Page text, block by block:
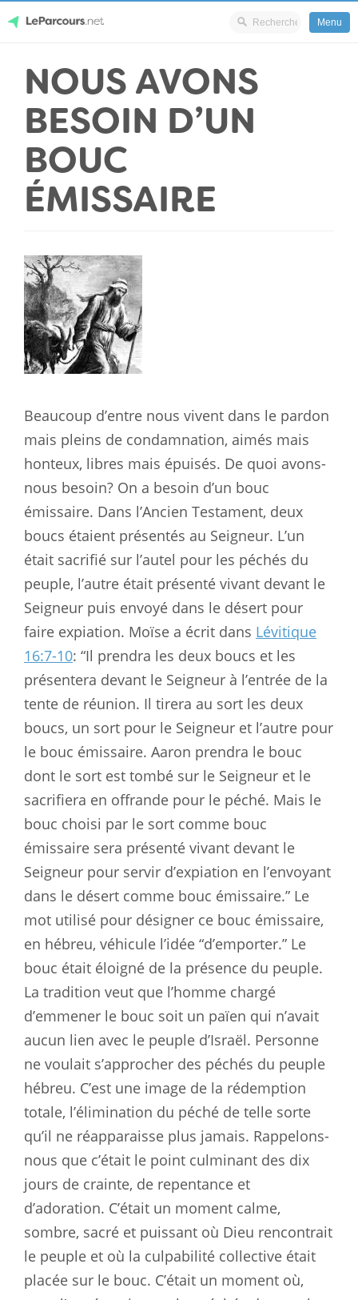
content
LeParcours.net
Menu
NOUS AVONS
BESOIN D’UN
BOUC
ÉMISSAIRE
Beaucoup d’entre nous vivent dans le pardon
mais pleins de condamnation, aimés mais
honteux, libres mais épuisés. De quoi avons-
nous besoin? On a besoin d’un bouc
émissaire. Dans l’Ancien Testament, deux
boucs étaient présentés au Seigneur. L’un
était sacrifié sur l’autel pour les péchés du
peuple, l’autre était présenté vivant devant le
Seigneur puis envoyé dans le désert pour
faire expiation. Moïse a écrit dans Lévitique
16:7-10: “Il prendra les deux boucs et les
présentera devant le Seigneur à l’entrée de la
tente de réunion. Il tirera au sort les deux
boucs, un sort pour le Seigneur et l’autre pour
le bouc émissaire. Aaron prendra le bouc
dont le sort est tombé sur le Seigneur et le
sacrifiera en offrande pour le péché. Mais le
bouc choisi par le sort comme bouc
émissaire sera présenté vivant devant le
Seigneur pour servir d’expiation en l’envoyant
dans le désert comme bouc émissaire.” Le
mot utilisé pour désigner ce bouc émissaire,
en hébreu, véhicule l’idée “d’emporter.” Le
bouc était éloigné de la présence du peuple.
La tradition veut que l’homme chargé
d’emmener le bouc soit un païen qui n’avait
aucun lien avec le peuple d’Israël. Personne
ne voulait s’approcher des péchés du peuple
hébreu. C’est une image de la rédemption
totale, l’élimination du péché de telle sorte
qu’il ne réapparaisse plus jamais. Rappelons-
nous que c’était le point culminant des dix
jours de crainte, de repentance et
d’adoration. C’était un moment calme,
sombre, sacré et puissant où Dieu rencontrait
le peuple et où la culpabilité collective était
placée sur le bouc. C’était un moment où,